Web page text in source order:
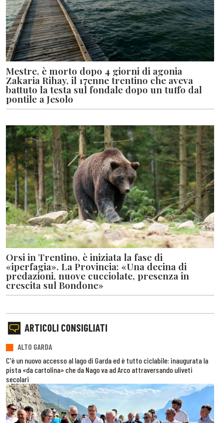
Mestre, è morto dopo 4 giorni di agonia
Zakaria Rihay, il 17enne trentino che aveva
battuto la testa sul fondale dopo un tuffo dal
pontile a Jesolo
Orsi in Trentino, è iniziata la fase di
«iperfagia». La Provincia: «Una decina di
predazioni, nuove cucciolate, presenza in
crescita sul Bondone»
ARTICOLI CONSIGLIATI
ALTO GARDA
C'è un nuovo accesso al lago di Garda ed è tutto ciclabile: inaugurata la
pista «da cartolina» che da Nago va ad Arco attraversando uliveti
secolari